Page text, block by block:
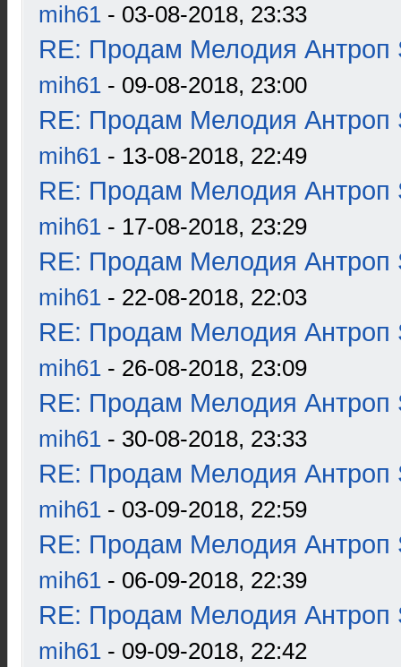
mih61 - 03-08-2018, 23:33
RE: Продам Мелодия Антроп
mih61 - 09-08-2018, 23:00
RE: Продам Мелодия Антроп
mih61 - 13-08-2018, 22:49
RE: Продам Мелодия Антроп
mih61 - 17-08-2018, 23:29
RE: Продам Мелодия Антроп
mih61 - 22-08-2018, 22:03
RE: Продам Мелодия Антроп
mih61 - 26-08-2018, 23:09
RE: Продам Мелодия Антроп
mih61 - 30-08-2018, 23:33
RE: Продам Мелодия Антроп
mih61 - 03-09-2018, 22:59
RE: Продам Мелодия Антроп
mih61 - 06-09-2018, 22:39
RE: Продам Мелодия Антроп
mih61 - 09-09-2018, 22:42